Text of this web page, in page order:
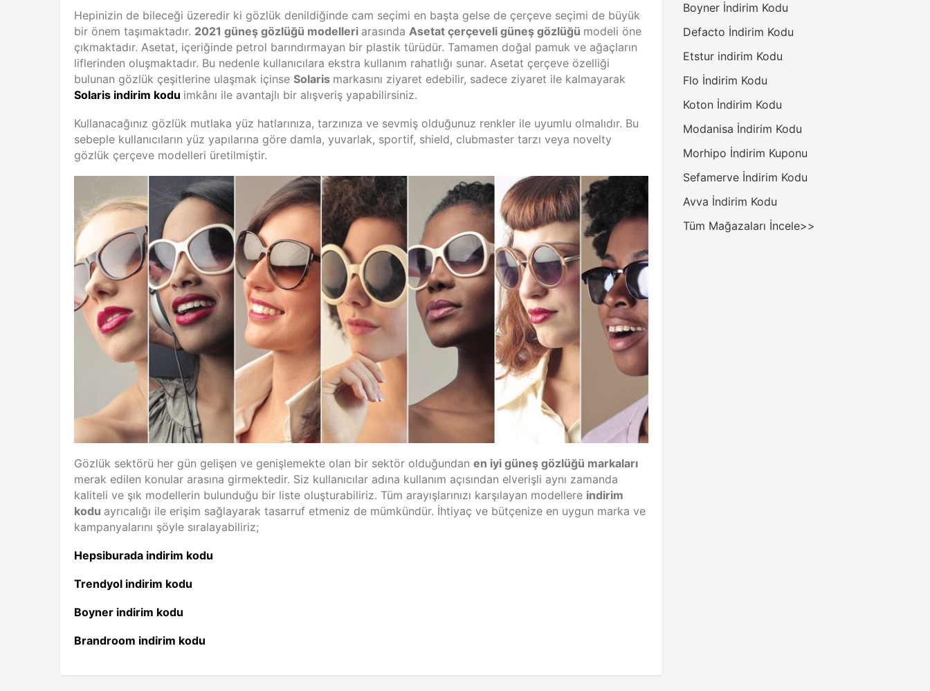
Hepinizin de bileceği üzeredir ki gözlük denildiğinde cam seçimi en başta gelse de çerçeve seçimi de büyük
bir önem taşımaktadır. 2021 güneş gözlüğü modelleri arasında Asetat çerçeveli güneş gözlüğü modeli öne
çıkmaktadır. Asetat, içeriğinde petrol barındırmayan bir plastik türüdür. Tamamen doğal pamuk ve ağaçların
liflerinden oluşmaktadır. Bu nedenle kullanıcılara ekstra kullanım rahatlığı sunar. Asetat çerçeve özelliği
bulunan gözlük çeşitlerine ulaşmak içinse Solaris markasını ziyaret edebilir, sadece ziyaret ile kalmayarak
Solaris indirim kodu imkânı ile avantajlı bir alışveriş yapabilirsiniz.
Kullanacağınız gözlük mutlaka yüz hatlarınıza, tarzınıza ve sevmiş olduğunuz renkler ile uyumlu olmalıdır. Bu
sebeple kullanıcıların yüz yapılarına göre damla, yuvarlak, sportif, shield, clubmaster tarzı veya novelty
gözlük çerçeve modelleri üretilmiştir.
Gözlük sektörü her gün gelişen ve genişlemekte olan bir sektör olduğundan en iyi güneş gözlüğü markaları
merak edilen konular arasına girmektedir. Siz kullanıcılar adına kullanım açısından elverişli aynı zamanda
kaliteli ve şık modellerin bulunduğu bir liste oluşturabiliriz. Tüm arayışlarınızı karşılayan modellere indirim
kodu ayrıcalığı ile erişim sağlayarak tasarruf etmeniz de mümkündür. İhtiyaç ve bütçenize en uygun marka ve
kampanyalarını şöyle sıralayabiliriz;
Hepsiburada indirim kodu
Trendyol indirim kodu
Boyner indirim kodu
Brandroom indirim kodu
Boyner İndirim Kodu
Defacto İndirim Kodu
Etstur indirim Kodu
Flo İndirim Kodu
Koton İndirim Kodu
Modanisa İndirim Kodu
Morhipo İndirim Kuponu
Sefamerve İndirim Kodu
Avva İndirim Kodu
Tüm Mağazaları İncele>>